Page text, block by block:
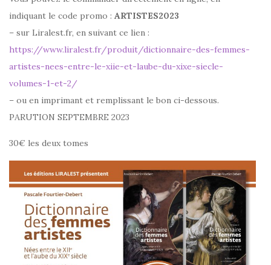
indiquant le code promo : ARTISTES2023
– sur Liralest.fr, en suivant ce lien :
https://www.liralest.fr/produit/dictionnaire-des-femmes-
artistes-nees-entre-le-xiie-et-laube-du-xixe-siecle-
volumes-1-et-2/
– ou en imprimant et remplissant le bon ci-dessous.
PARUTION SEPTEMBRE 2023
30€ les deux tomes